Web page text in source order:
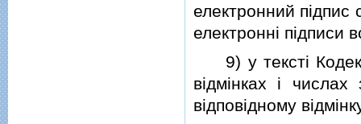
електронний пiдпис
електроннi пiдписи
9) у текстi
вiдмiнках i числах
вiдповiдному